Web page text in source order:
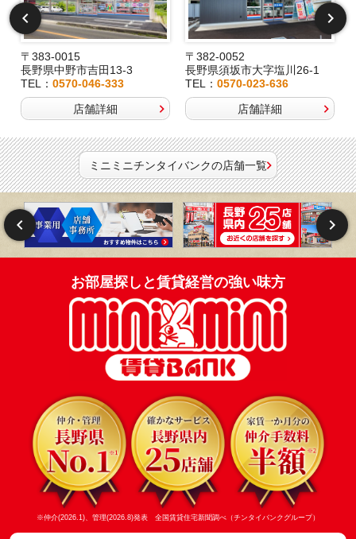
〒383-0015
長野県中野市吉田13-3
TEL： 0570-046-333
店舗詳細
〒382-0052
長野県須坂市大字塩川26-1
TEL：0570-023-636
店舗詳細
ミニミニチンタイバンクの店舗一覧
お部屋探しと賃貸経営の強い味方
※仲介(2026.1)、管理(2026.8)発表 全国賃貸住宅新聞調べ（チンタイバンクグループ）